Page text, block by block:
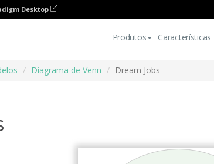
Desktop
Produtos Características
Diagrama de Venn Dream Jobs